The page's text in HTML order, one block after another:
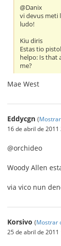
@Danix
vi devus meti
ludo!
Kiu diris
Estas tio
helpo: Is that
me?
Mae West
Eddycgn (
16 de abril de 2011
@orchideo
Woody Allen
via vico nun
Korsivo (Mostrar
25 de abril de 2011